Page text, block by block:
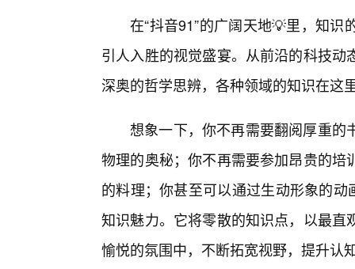
在“抖音91”的广阔天地💡里，知
引人入胜的视觉盛宴。从前沿的科技
深奥的哲学思辨，各种领域的知识在这
想象一下，你不再需要翻阅厚重的
物理的奥秘；你不再需要参加昂贵的
的料理；你甚至可以通过生动形象的动
知识魅力。它将零散的知识点，以最
愉悦的氛围中，不断拓宽视野，提升认